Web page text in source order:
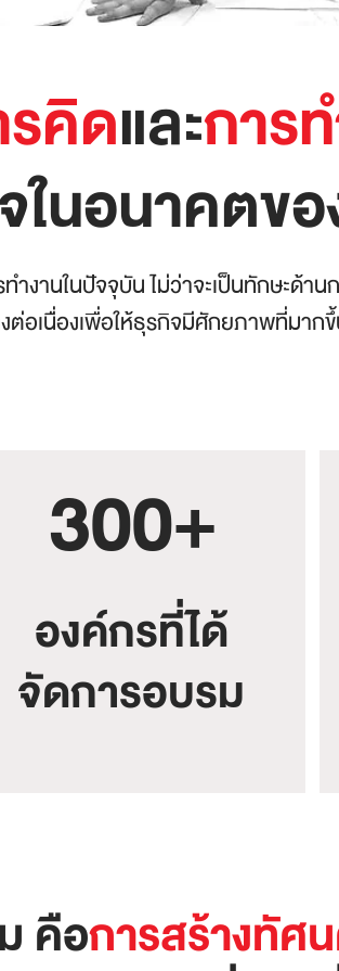
คิดและการ
ในอนาคตข
านในปัจจุบัน ไม่ว่าจะเป็นทักษะด้า
เนื่องเพื่อให้ธุรกิจมีศักยภาพที่มากขึ้
300+
องค์กรที่ได้
จัดการอบรม
คือการสร้างทั